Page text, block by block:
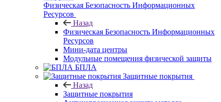
Физическая Безопасность Информационных
Ресурсов
Назад
Физическая Безопасность Информационных
Ресурсов
Мини-дата центры
Модульные помещения физической защиты
БПЛА
Защитные покрытия
Назад
Защитные покрытия